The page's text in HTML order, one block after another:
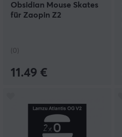
Obsidian Mouse Skates
für Zaopin Z2
(0)
11.49 €